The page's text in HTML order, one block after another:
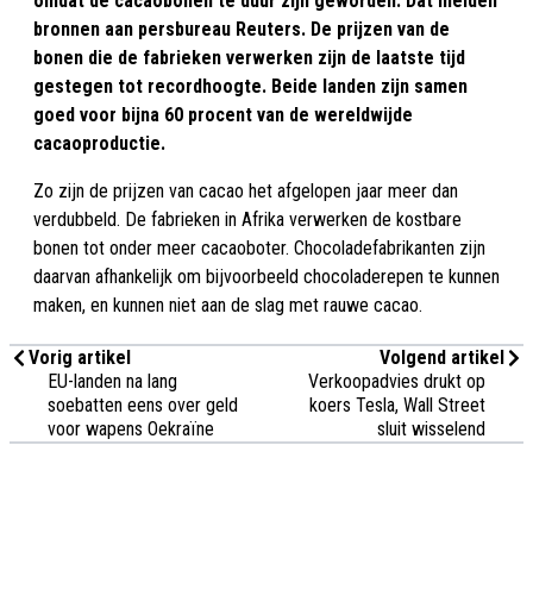
bronnen aan persbureau Reuters. De prijzen van de
bonen die de fabrieken verwerken zijn de laatste tijd
gestegen tot recordhoogte. Beide landen zijn samen
goed voor bijna 60 procent van de wereldwijde
cacaoproductie.
Zo zijn de prijzen van cacao het afgelopen jaar meer dan
verdubbeld. De fabrieken in Afrika verwerken de kostbare
bonen tot onder meer cacaoboter. Chocoladefabrikanten zijn
daarvan afhankelijk om bijvoorbeeld chocoladerepen te kunnen
maken, en kunnen niet aan de slag met rauwe cacao.
Vorig artikel
EU-landen na lang
soebatten eens over geld
voor wapens Oekraïne
Volgend artikel
Verkoopadvies drukt op
koers Tesla, Wall Street
sluit wisselend